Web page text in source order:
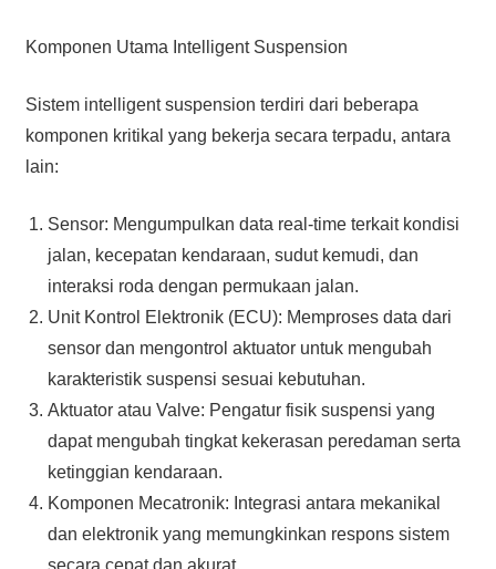
Komponen Utama Intelligent Suspension
Sistem intelligent suspension terdiri dari beberapa
komponen kritikal yang bekerja secara terpadu, antara
lain:
Sensor: Mengumpulkan data real-time terkait kondisi
jalan, kecepatan kendaraan, sudut kemudi, dan
interaksi roda dengan permukaan jalan.
Unit Kontrol Elektronik (ECU): Memproses data dari
sensor dan mengontrol aktuator untuk mengubah
karakteristik suspensi sesuai kebutuhan.
Aktuator atau Valve: Pengatur fisik suspensi yang
dapat mengubah tingkat kekerasan peredaman serta
ketinggian kendaraan.
Komponen Mecatronik: Integrasi antara mekanikal
dan elektronik yang memungkinkan respons sistem
secara cepat dan akurat.